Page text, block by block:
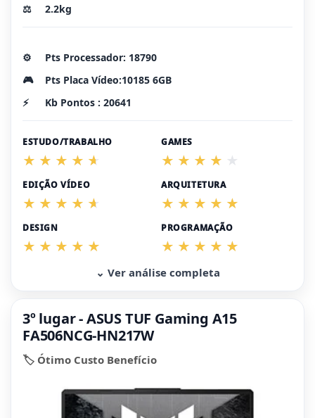
⚖️ 2.2kg
⚙️
Pts Processador: 18790
🎮
Pts Placa Vídeo:10185 6GB
⚡
Kb Pontos : 20641
ESTUDO/TRABALHO GAMES
EDIÇÃO VÍDEO ARQUITETURA
DESIGN PROGRAMAÇÃO
⌄ Ver análise completa
3º lugar - ASUS TUF Gaming A15
FA506NCG-HN217W
🏷️ Ótimo Custo Benefício